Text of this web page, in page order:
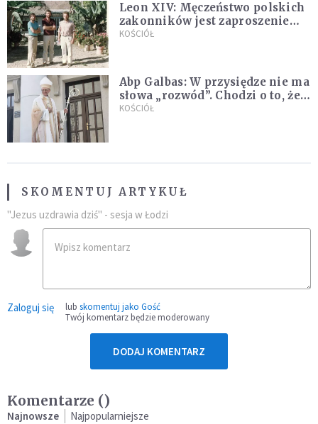
Leon XIV: Męczeństwo polskich
zakonników jest zaproszeniem
do jedności i misji całego
KOŚCIÓŁ
Abp Galbas: W przysiędze nie ma
słowa „rozwód”. Chodzi o to, że
„cię nie opuszczę”
KOŚCIÓŁ
SKOMENTUJ ARTYKUŁ
"Jezus uzdrawia dziś" - sesja w Łodzi
Zaloguj się lub skomentuj jako Gość
Twój komentarz będzie moderowany
DODAJ KOMENTARZ
Komentarze ()
Najnowsze Najpopularniejsze